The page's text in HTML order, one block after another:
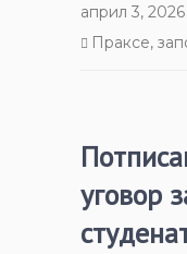
април 3, 2026
Праксе,
уговор